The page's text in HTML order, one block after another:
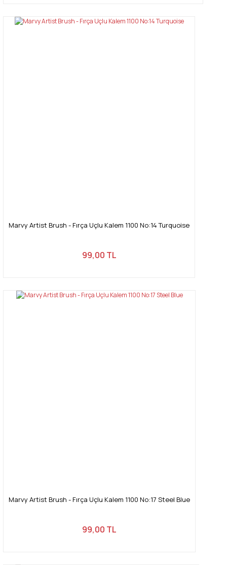
Marvy Artist Brush - Fırça Uçlu Kalem 1100 No:14 Turquoise
99,00 TL
Marvy Artist Brush - Fırça Uçlu Kalem 1100 No:17 Steel Blue
99,00 TL